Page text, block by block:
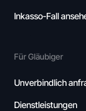
Inkasso-Fall
Für Gläubiger
Unverbindlich
Dienstleistungen